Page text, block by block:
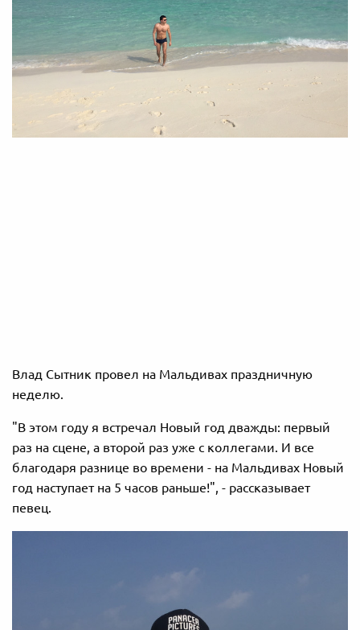
Влад Сытник провел на Мальдивах праздничную
неделю.
"В этом году я встречал Новый год дважды: первый
раз на сцене, а второй раз уже с коллегами. И все
благодаря разнице во времени - на Мальдивах Новый
год наступает на 5 часов раньше!", - рассказывает
певец.